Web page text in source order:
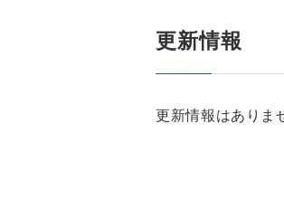
更新情報
更新情報はありま